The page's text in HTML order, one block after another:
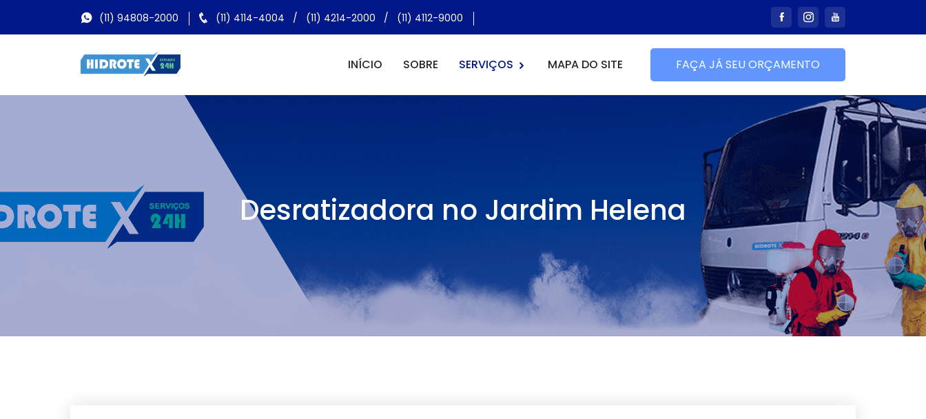
(11) 94808-2000 (11) 4114-4004 / (11) 4214-2000 / (11) 4112-9000
INÍCIO SOBRE SERVIÇOS MAPA DO SITE FAÇA JÁ SEU ORÇAMENTO
Desratizadora no Jardim Helena